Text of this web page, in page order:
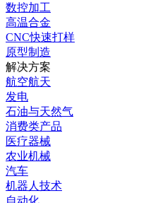
数控加工
高温合金
CNC快速打样
原型制造
解决方案
航空航天
发电
石油与天然气
消费类产品
医疗器械
农业机械
汽车
机器人技术
自动化